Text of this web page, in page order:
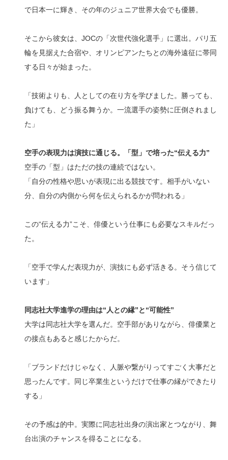
で日本一に輝き、その年のジュニア世界大会でも優勝。
そこから彼女は、JOCの「次世代強化選手」に選出。パリ五
輪を見据えた合宿や、オリンピアンたちとの海外遠征に帯同
する日々が始まった。
「技術よりも、人としての在り方を学びました。勝っても、
負けても、どう振る舞うか。一流選手の姿勢に圧倒されまし
た」
空手の表現力は演技に通じる。「型」で培った“伝える力”
空手の「型」はただの技の連続ではない。
「自分の性格や思いが表現に出る競技です。相手がいない
分、自分の内側から何を伝えられるかが問われる」
この“伝える力”こそ、俳優という仕事にも必要なスキルだっ
た。
「空手で学んだ表現力が、演技にも必ず活きる。そう信じて
います」
同志社大学進学の理由は“人との縁”と“可能性”
大学は同志社大学を選んだ。空手部がありながら、俳優業と
の接点もあると感じたからだ。
「ブランドだけじゃなく、人脈や繋がりってすごく大事だと
思ったんです。同じ卒業生というだけで仕事の縁ができたり
する」
その予感は的中。実際に同志社出身の演出家とつながり、舞
台出演のチャンスを得ることになる。